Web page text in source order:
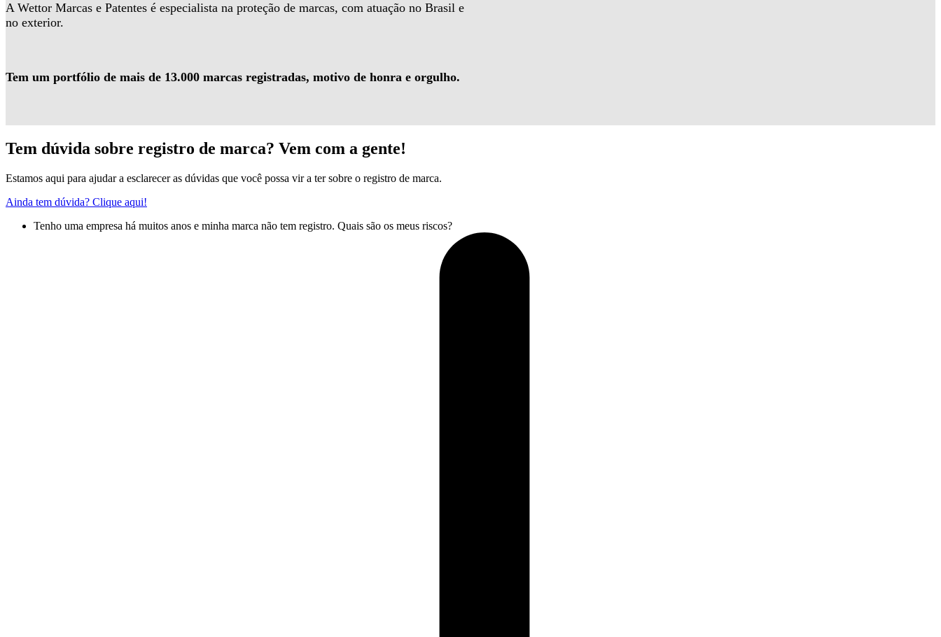
A Wettor Marcas e Patentes é especialista na proteção de marcas, com atuação no Brasil e
no exterior.
Tem um portfólio de mais de 13.000 marcas registradas, motivo de honra e orgulho.
Tem dúvida sobre registro de marca? Vem com a gente!
Estamos aqui para ajudar a esclarecer as dúvidas que você possa vir a ter sobre o registro de marca.
Ainda tem dúvida? Clique aqui!
Tenho uma empresa há muitos anos e minha marca não tem registro. Quais são os meus riscos?